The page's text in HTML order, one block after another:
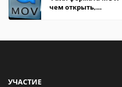
чем открыть,
УЧАСТИЕ